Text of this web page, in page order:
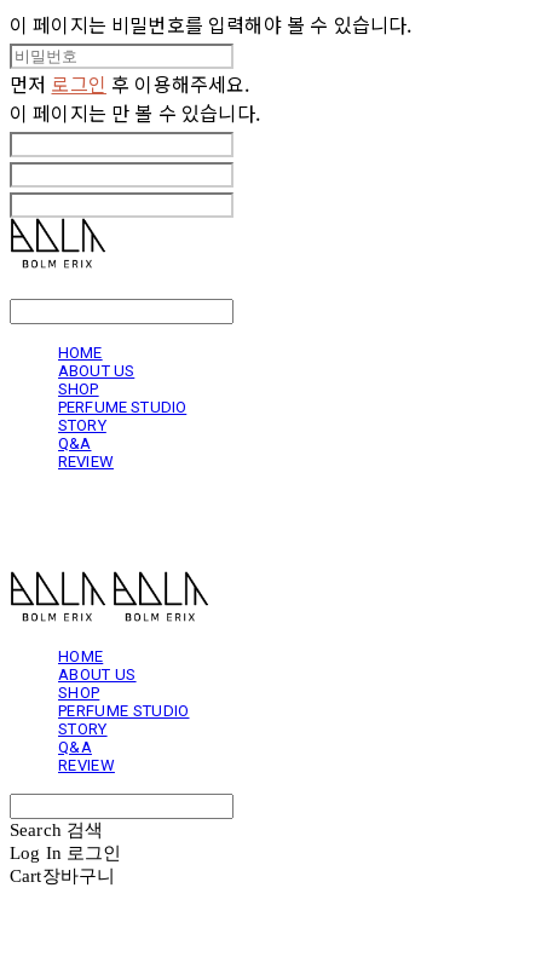
이 페이지는 비밀번호를 입력해야 볼 수 있습니다.
먼저 로그인 후 이용해주세요.
이 페이지는 만 볼 수 있습니다.
HOME
ABOUT US
SHOP
PERFUME STUDIO
STORY
Q&A
REVIEW
HOME
ABOUT US
SHOP
PERFUME STUDIO
STORY
Q&A
REVIEW
Search 검색
Log In 로그인
Cart장바구니